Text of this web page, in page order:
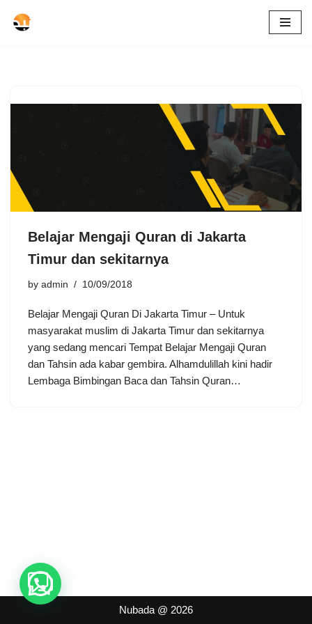
Belajar Mengaji Quran di Jakarta
Timur dan sekitarnya
by admin 10/09/2018
Belajar Mengaji Quran Di Jakarta Timur – Untuk
masyarakat muslim di Jakarta Timur dan sekitarnya
yang sedang mencari Tempat Belajar Mengaji Quran
dan Tahsin ada kabar gembira. Alhamdulillah kini hadir
Lembaga Bimbingan Baca dan Tahsin Quran…
Nubada @ 2026